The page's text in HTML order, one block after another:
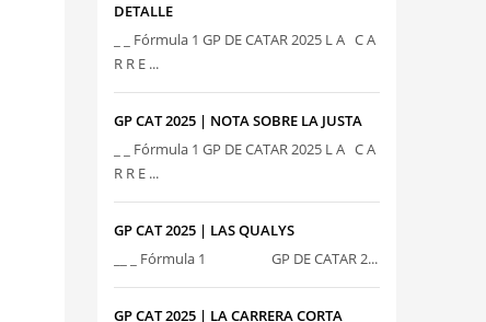
DETALLE
_ _ Fórmula 1 GP DE CATAR 2025 L A C A
R R E ...
GP CAT 2025 | NOTA SOBRE LA JUSTA
_ _ Fórmula 1 GP DE CATAR 2025 L A C A
R R E ...
GP CAT 2025 | LAS QUALYS
__ _ Fórmula 1 GP DE CATAR 2...
GP CAT 2025 | LA CARRERA CORTA